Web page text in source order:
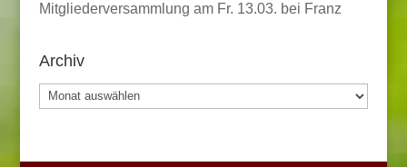
Mitgliederversammlung am Fr. 13.03. bei Franz
Archiv
Archiv